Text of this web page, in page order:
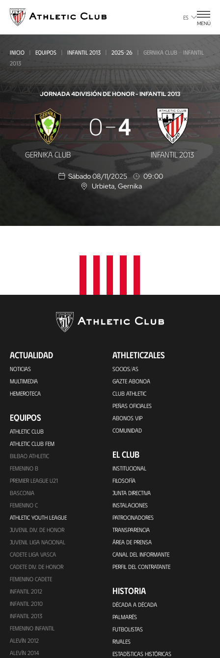
contenido
principal
ES
MENÚ
INICIO EQUIPOS INFANTIL 2013 2025-26
GERNIKA CLUB - INFANTIL
2013
JORNADA 4DIVISIÓN DE HONOR - INFANTIL 2013
Gernika
Club
-
Infantil
GERNIKA CLUB
0 4
INFANTIL 2013
Sábado 08/11/2025
09:00
U
n
Urbieta, Gernika
ACTUALIDAD
NOTICIAS
MULTIMEDIA
HEMEROTECA
EQUIPOS
ATHLETIC CLUB
ATHLETIC CLUB FEM
BILBAO ATHLETIC
FEMENINO B
PREMIER LEAGUE U21
BASCONIA
FEMENINO C
ATHLETIC YOUTH LEAGUE
JUVENIL DIV. DE HONOR
JUVENIL LIGA NACIONAL
CADETE LIGA VASCA
CADETE DIV. DE HONOR
FEMENINO CADETE
INFANTIL 2012
INFANTIL 2010
INFANTIL 2013
FEMENINO INFANTIL
ALEVÍN 2012
ALEVÍN 2014
ATHLETICZALES
SOCIOS/AS
GAZTE ABONOA
CLUB ATHLETIC
PEÑAS OFICIALES
ABONOS VIP
COMUNIDAD
EL CLUB
INSTITUCIONAL
FILOSOFÍA
JUNTA DIRECTIVA
INSTALACIONES
PATROCINADORES
TRANSPARENCIA
ÁREA DE PRENSA
CANAL DEL INFORMANTE
PERFIL DEL CONTRATANTE
HISTORIA
DÉCADA A DÉCADA
PALMARÉS
FUTBOLISTAS
RIVALES
ESTADÍSTICAS HISTÓRICAS